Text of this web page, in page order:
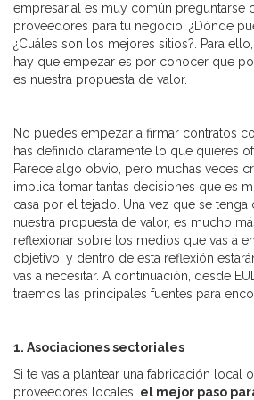
empresarial es muy común preguntarse
proveedores para tu negocio, ¿Dónde
¿Cuáles son los mejores sitios?. Para
hay que empezar es por conocer que
es nuestra propuesta de valor.
No puedes empezar a firmar contratos
has definido claramente lo que quieres
Parece algo obvio, pero muchas veces
implica tomar tantas decisiones que es
casa por el tejado. Una vez que se tenga
nuestra propuesta de valor, es mucho
reflexionar sobre los medios que vas a
objetivo, y dentro de esta reflexión
vas a necesitar. A continuación, desde
traemos las principales fuentes para
1. Asociaciones sectoriales
Si te vas a plantear una fabricación local
proveedores locales, el mejor paso